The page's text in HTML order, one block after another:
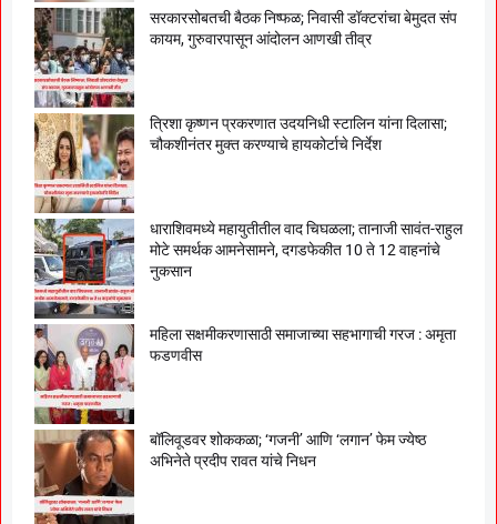
सरकारसोबतची बैठक निष्फळ; निवासी डॉक्टरांचा बेमुदत संप
कायम, गुरुवारपासून आंदोलन आणखी तीव्र
त्रिशा कृष्णन प्रकरणात उदयनिधी स्टालिन यांना दिलासा;
चौकशीनंतर मुक्त करण्याचे हायकोर्टाचे निर्देश
धाराशिवमध्ये महायुतीतील वाद चिघळला; तानाजी सावंत-राहुल
मोटे समर्थक आमनेसामने, दगडफेकीत 10 ते 12 वाहनांचे
नुकसान
महिला सक्षमीकरणासाठी समाजाच्या सहभागाची गरज : अमृता
फडणवीस
बॉलिवूडवर शोककळा; ‘गजनी’ आणि ‘लगान’ फेम ज्येष्ठ
अभिनेते प्रदीप रावत यांचे निधन